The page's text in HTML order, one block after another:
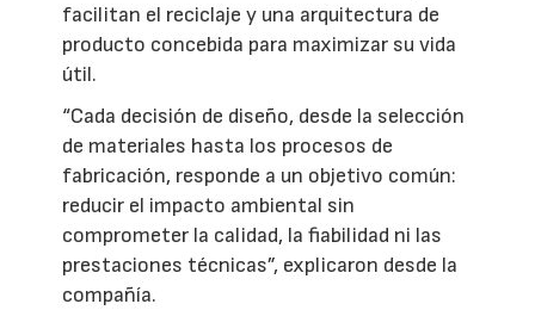
facilitan el reciclaje y una arquitectura de
producto concebida para maximizar su vida
útil.
“Cada decisión de diseño, desde la selección
de materiales hasta los procesos de
fabricación, responde a un objetivo común:
reducir el impacto ambiental sin
comprometer la calidad, la fiabilidad ni las
prestaciones técnicas”, explicaron desde la
compañía.